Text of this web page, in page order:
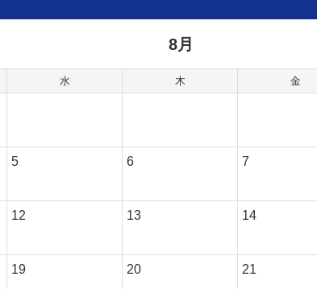
8月
水 木 金
5 6 7
12 13 14
19 20 21